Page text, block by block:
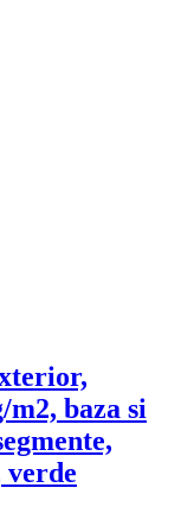
baza si
verde